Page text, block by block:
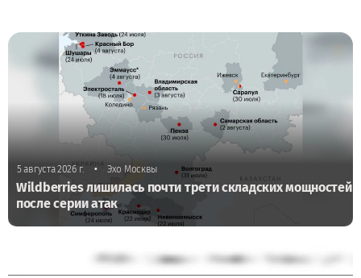
5 августа 2026 г. • Эхо Москвы
Wildberries лишилась почти трети складских мощностей
после серии атак